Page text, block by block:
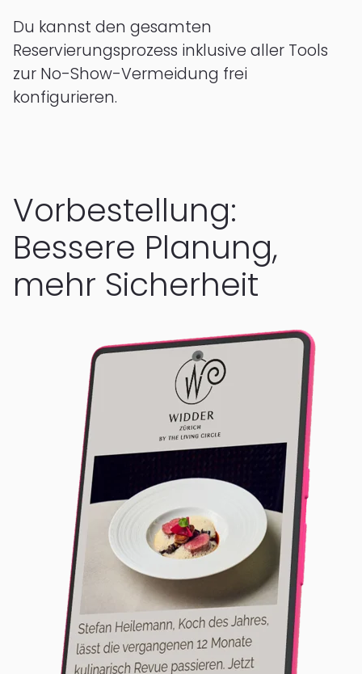
Du kannst den gesamten
Reservierungsprozess inklusive aller Tools
zur No-Show-Vermeidung frei
konfigurieren.
Vorbestellung:
Bessere Planung,
mehr Sicherheit